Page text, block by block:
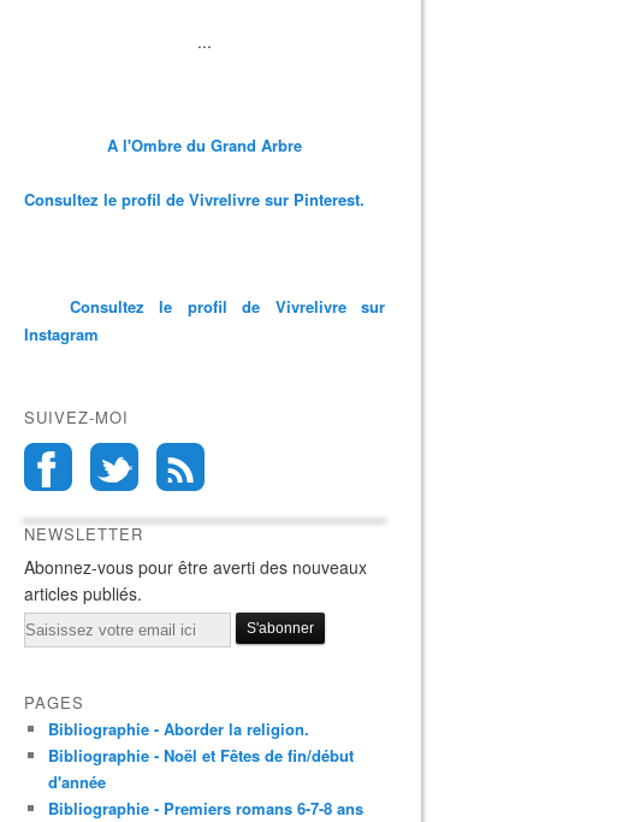
...
A l'Ombre du Grand Arbre
Consultez le profil de Vivrelivre sur Pinterest.
Consultez le profil de Vivrelivre sur
Instagram
SUIVEZ-MOI
NEWSLETTER
Abonnez-vous pour être averti des nouveaux
articles publiés.
Email
PAGES
Bibliographie - Aborder la religion.
Bibliographie - Noël et Fêtes de fin/début
d'année
Bibliographie - Premiers romans 6-7-8 ans